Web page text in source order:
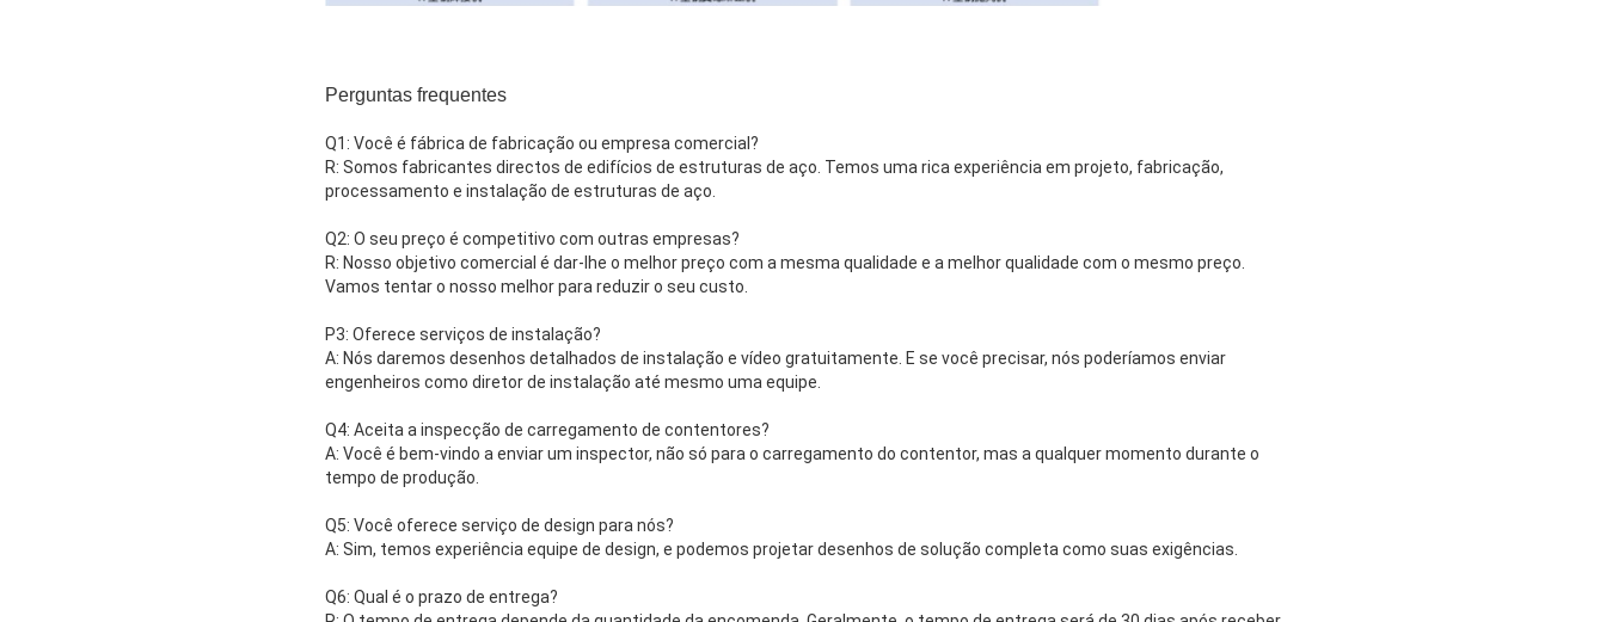
Perguntas frequentes
Q1: Você é fábrica de fabricação ou empresa comercial?
R: Somos fabricantes directos de edifícios de estruturas de aço. Temos uma rica experiência em projeto, fabricação,
processamento e instalação de estruturas de aço.
Q2: O seu preço é competitivo com outras empresas?
R: Nosso objetivo comercial é dar-lhe o melhor preço com a mesma qualidade e a melhor qualidade com o mesmo preço.
Vamos tentar o nosso melhor para reduzir o seu custo.
P3: Oferece serviços de instalação?
A: Nós daremos desenhos detalhados de instalação e vídeo gratuitamente. E se você precisar, nós poderíamos enviar
engenheiros como diretor de instalação até mesmo uma equipe.
Q4: Aceita a inspecção de carregamento de contentores?
A: Você é bem-vindo a enviar um inspector, não só para o carregamento do contentor, mas a qualquer momento durante o
tempo de produção.
Q5: Você oferece serviço de design para nós?
A: Sim, temos experiência equipe de design, e podemos projetar desenhos de solução completa como suas exigências.
Q6: Qual é o prazo de entrega?